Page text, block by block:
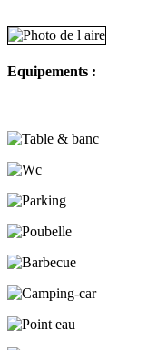
Equipements :